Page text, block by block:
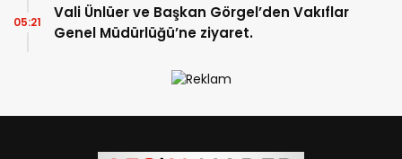
Vali Ünlüer ve Başkan Görgel’den Vakıflar
Genel Müdürlüğü’ne ziyaret.
05:21